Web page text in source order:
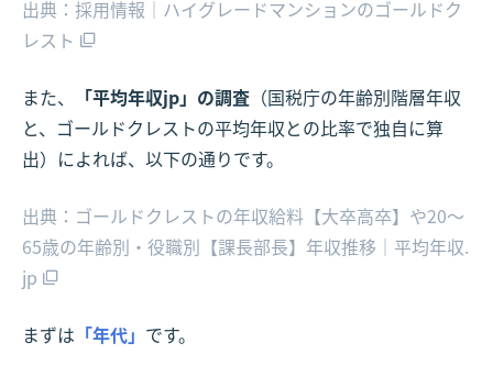
出典：採用情報｜ハイグレードマンションのゴールドク
レスト
また、 「平均年収jp」の調査 （国税庁の年齢別階層年収
と、ゴールドクレストの平均年収との比率で独自に算
出）によれば、以下の通りです。
出典：ゴールドクレストの年収給料【大卒高卒】や20～
65歳の年齢別・役職別【課長部長】年収推移｜平均年収.
jp
まずは 「年代」 です。